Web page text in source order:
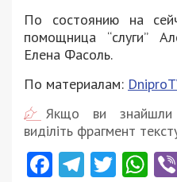
По состоянию на
помощница “слуги”
Елена Фасоль.
По материалам:
Якщо ви знайшли
виділіть фрагмент
Facebook